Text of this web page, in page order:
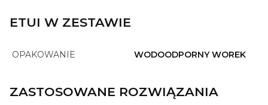
ETUI W ZESTAWIE
OPAKOWANIE WODOODPORNY WOREK
ZASTOSOWANE ROZWIĄZANIA